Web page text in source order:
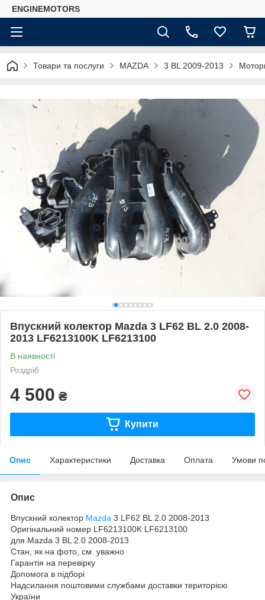
ENGINEMOTORS
Товари та послуги MAZDA 3 BL 2009-2013
Впускний колектор Mazda 3 LF62 BL 2.0 2008-
2013 LF6213100K LF6213100
В наявності
Роздріб
4 500 ₴
Купити
Опис Характеристики Доставка Оплата Умови
Опис
Впускний колектор Mazda 3 LF62 BL 2.0 2008-2013
Оригінальний номер LF6213100K LF6213100
для Mazda 3 BL 2.0 2008-2013
Стан, як на фото, см. уважно
Гарантія на перевірку
Допомога в підборі
Надсилання поштовими службами доставки територією
України